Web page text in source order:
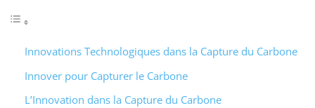
Innovations Technologiques dans la Capture du Carbone
Innover pour Capturer le Carbone
L’Innovation dans la Capture du Carbone